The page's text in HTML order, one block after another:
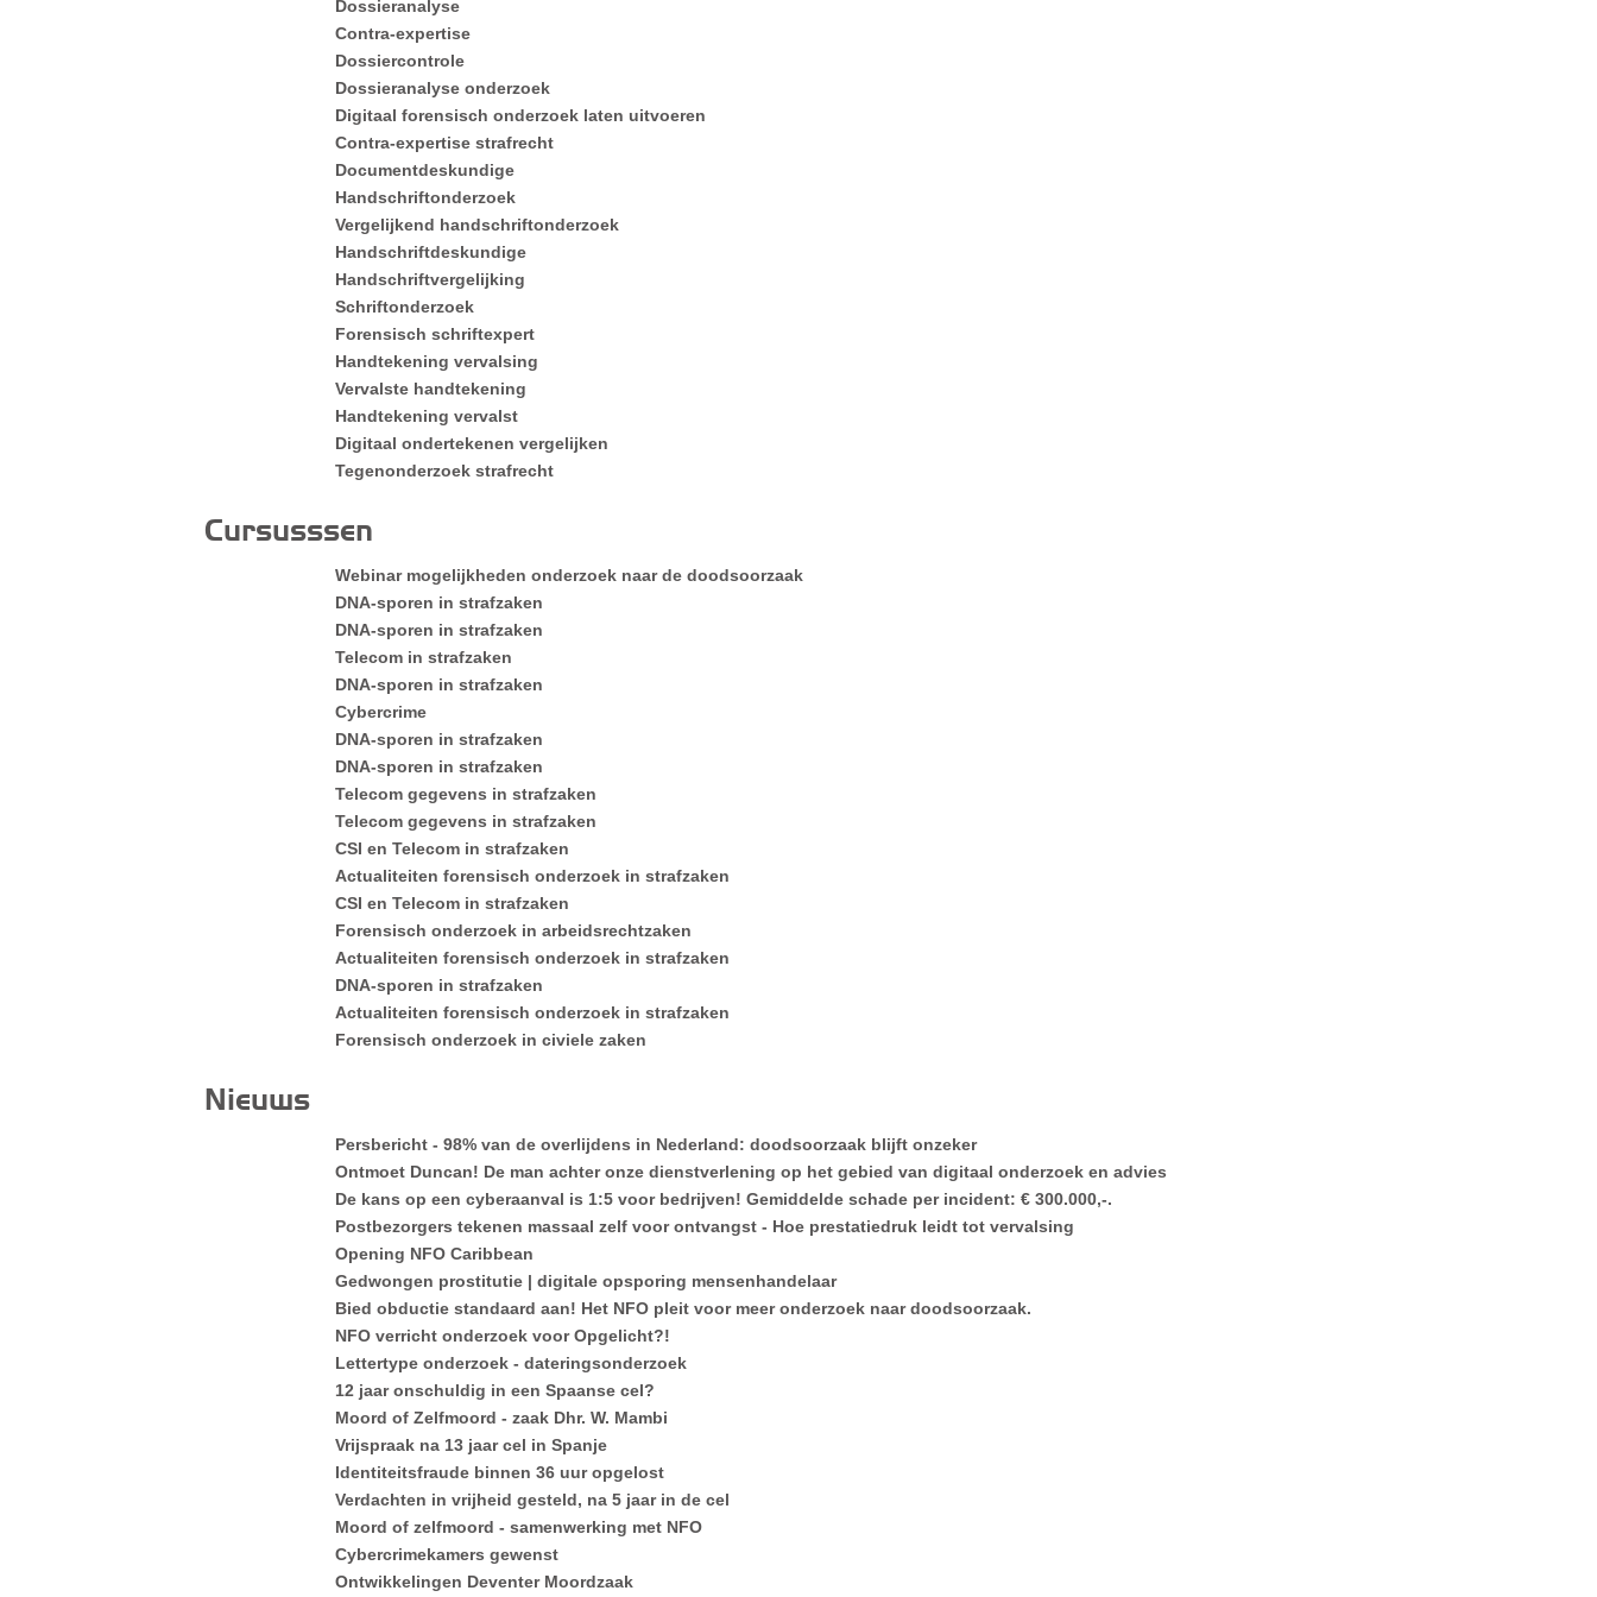
Dossieranalyse
Contra-expertise
Dossiercontrole
Dossieranalyse onderzoek
Digitaal forensisch onderzoek laten uitvoeren
Contra-expertise strafrecht
Documentdeskundige
Handschriftonderzoek
Vergelijkend handschriftonderzoek
Handschriftdeskundige
Handschriftvergelijking
Schriftonderzoek
Forensisch schriftexpert
Handtekening vervalsing
Vervalste handtekening
Handtekening vervalst
Digitaal ondertekenen vergelijken
Tegenonderzoek strafrecht
Cursusssen
Webinar mogelijkheden onderzoek naar de doodsoorzaak
DNA-sporen in strafzaken
DNA-sporen in strafzaken
Telecom in strafzaken
DNA-sporen in strafzaken
Cybercrime
DNA-sporen in strafzaken
DNA-sporen in strafzaken
Telecom gegevens in strafzaken
Telecom gegevens in strafzaken
CSI en Telecom in strafzaken
Actualiteiten forensisch onderzoek in strafzaken
CSI en Telecom in strafzaken
Forensisch onderzoek in arbeidsrechtzaken
Actualiteiten forensisch onderzoek in strafzaken
DNA-sporen in strafzaken
Actualiteiten forensisch onderzoek in strafzaken
Forensisch onderzoek in civiele zaken
Nieuws
Persbericht - 98% van de overlijdens in Nederland: doodsoorzaak blijft onzeker
Ontmoet Duncan! De man achter onze dienstverlening op het gebied van digitaal onderzoek en advies
De kans op een cyberaanval is 1:5 voor bedrijven! Gemiddelde schade per incident: € 300.000,-.
Postbezorgers tekenen massaal zelf voor ontvangst - Hoe prestatiedruk leidt tot vervalsing
Opening NFO Caribbean
Gedwongen prostitutie | digitale opsporing mensenhandelaar
Bied obductie standaard aan! Het NFO pleit voor meer onderzoek naar doodsoorzaak.
NFO verricht onderzoek voor Opgelicht?!
Lettertype onderzoek - dateringsonderzoek
12 jaar onschuldig in een Spaanse cel?
Moord of Zelfmoord - zaak Dhr. W. Mambi
Vrijspraak na 13 jaar cel in Spanje
Identiteitsfraude binnen 36 uur opgelost
Verdachten in vrijheid gesteld, na 5 jaar in de cel
Moord of zelfmoord - samenwerking met NFO
Cybercrimekamers gewenst
Ontwikkelingen Deventer Moordzaak